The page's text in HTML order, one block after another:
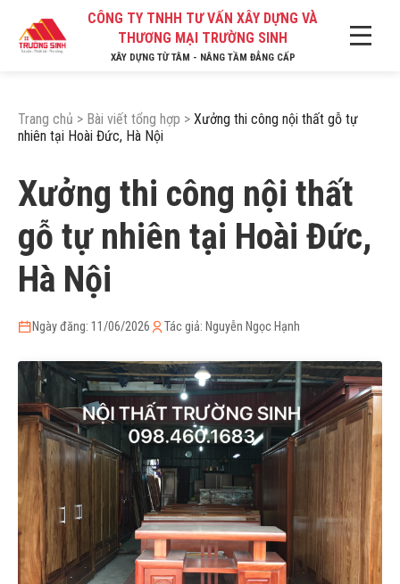
CÔNG TY TNHH TƯ VẤN XÂY DỰNG VÀ
THƯƠNG MẠI TRƯỜNG SINH
XÂY DỰNG TỪ TÂM - NÂNG TẦM ĐẲNG CẤP
Trang chủ > Bài viết tổng hợp > Xưởng thi công nội thất gỗ tự
nhiên tại Hoài Đức, Hà Nội
Xưởng thi công nội thất
gỗ tự nhiên tại Hoài Đức,
Hà Nội
Ngày đăng: 11/06/2026 Tác giả: Nguyễn Ngọc Hạnh